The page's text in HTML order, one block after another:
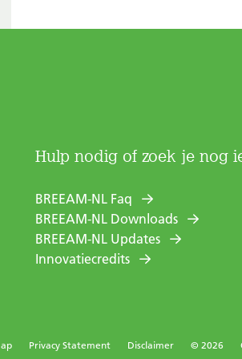
Hulp nodig of zoek je nog
BREEAM-NL Faq
BREEAM-NL Downloads
BREEAM-NL Updates
Innovatiecredits
Privacy Statement Disclaimer © 2026